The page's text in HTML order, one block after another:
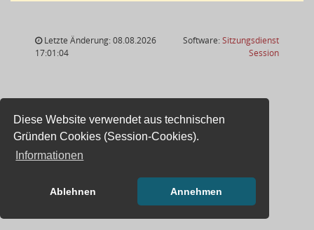
Diese Website verwendet aus technischen
Gründen Cookies (Session-Cookies).
Informationen
Ablehnen Annehmen
Letzte Änderung: 08.08.2026
17:01:04
Software:Sitzungsdienst
Session(Wird in